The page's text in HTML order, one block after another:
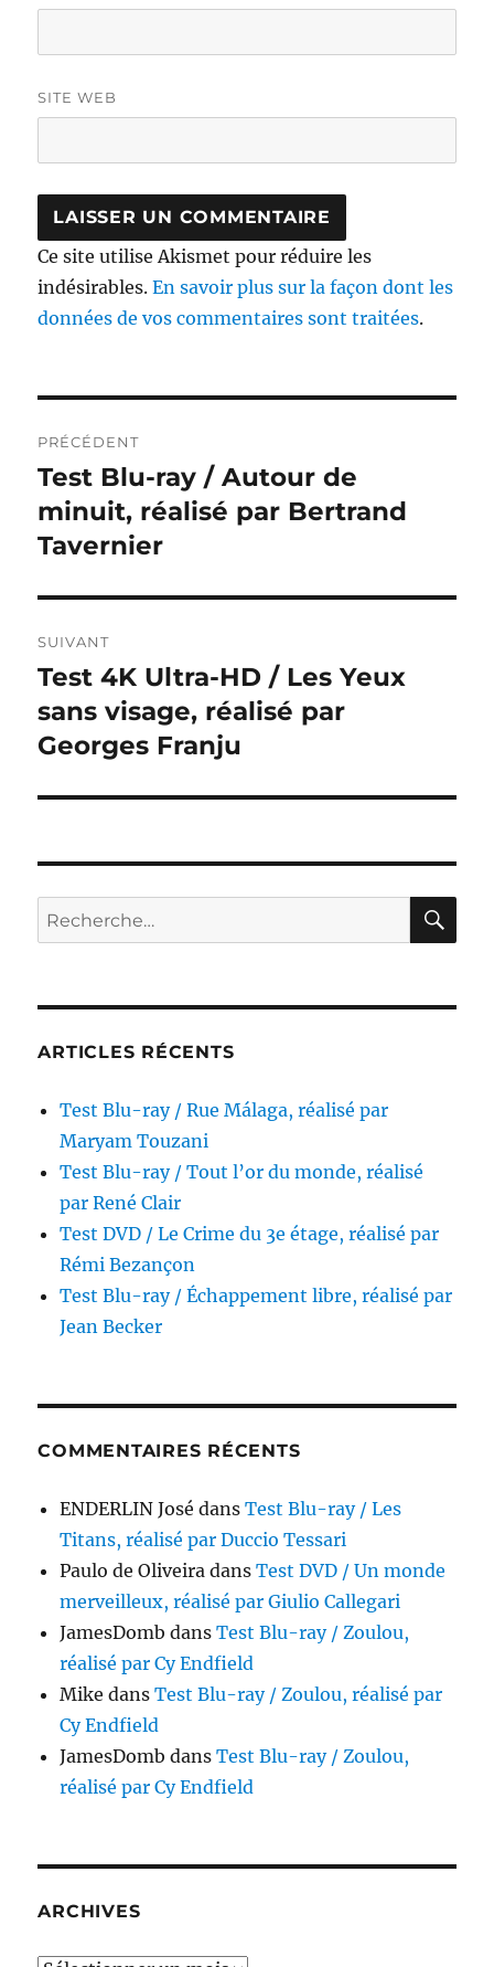
SITE WEB
Ce site utilise Akismet pour réduire les
indésirables.En savoir plus sur la façon dont les
données de vos commentaires sont traitées.
de
l’article
PRÉCÉDENT
Publication
précédente :
Test Blu-ray / Autour de
minuit, réalisé par Bertrand
Tavernier
SUIVANT
Publication
suivante :
Test 4K Ultra-HD / Les Yeux
sans visage, réalisé par
Georges Franju
Recherche
pour :
ARTICLES RÉCENTS
Test Blu-ray / Rue Málaga, réalisé par
Maryam Touzani
Test Blu-ray / Tout l’or du monde, réalisé
par René Clair
Test DVD / Le Crime du 3e étage, réalisé par
Rémi Bezançon
Test Blu-ray / Échappement libre, réalisé par
Jean Becker
COMMENTAIRES RÉCENTS
ENDERLIN José dansTest Blu-ray / Les
Titans, réalisé par Duccio Tessari
Paulo de Oliveira dansTest DVD / Un monde
merveilleux, réalisé par Giulio Callegari
JamesDomb dansTest Blu-ray / Zoulou,
réalisé par Cy Endfield
Mike dansTest Blu-ray / Zoulou, réalisé par
Cy Endfield
JamesDomb dansTest Blu-ray / Zoulou,
réalisé par Cy Endfield
ARCHIVES